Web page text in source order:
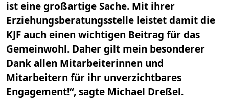
ist eine großartige Sache. Mit ihrer
Erziehungsberatungsstelle leistet damit die
KJF auch einen wichtigen Beitrag für das
Gemeinwohl. Daher gilt mein besonderer
Dank allen Mitarbeiterinnen und
Mitarbeitern für ihr unverzichtbares
Engagement!“, sagte Michael Dreßel.